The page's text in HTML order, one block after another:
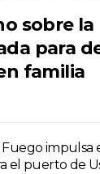
sobre la
para
familia
Fuego impulsa
el puerto de